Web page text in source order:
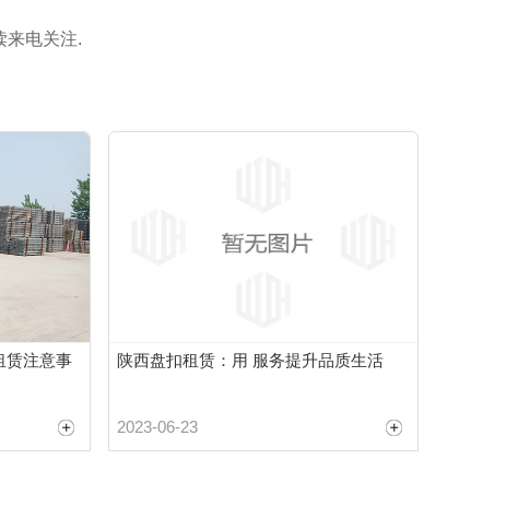
来电关注.
赁注意事
陕西盘扣租赁：用 服务提升品质生活
2023-06-23